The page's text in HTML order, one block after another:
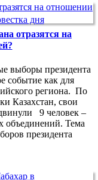
дня
отразятся на
выборы президента
событие как для
региона. По
Казахстан, свои
9 человек –
объединений. Тема
президента